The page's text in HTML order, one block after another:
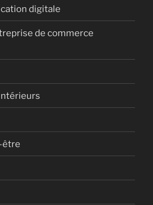
digitale
de commerce
être